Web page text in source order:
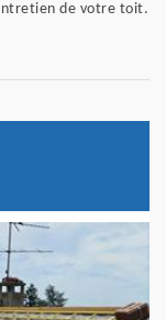
de votre toit.